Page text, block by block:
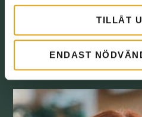
TILLÅT
ENDAST
Sandra Hormez